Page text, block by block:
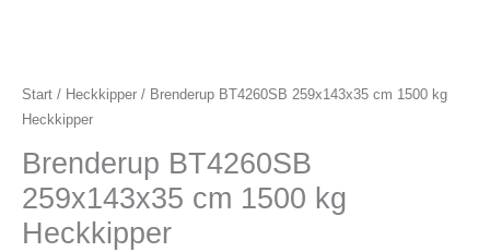
Start / Heckkipper / Brenderup BT4260SB 259x143x35 cm 1500 kg
Heckkipper
Brenderup BT4260SB
259x143x35 cm 1500 kg
Heckkipper